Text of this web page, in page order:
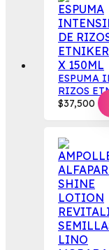
ESPUMA
RIZOS
$37,500